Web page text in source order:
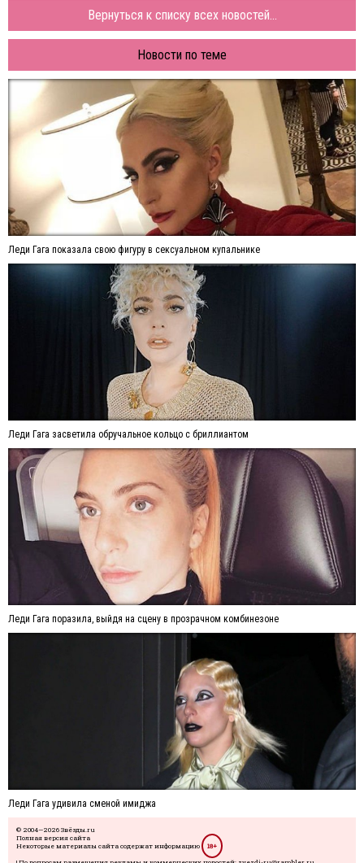
Вернуться к списку всех новостей...
Новости по теме
Леди Гага показала свою фигуру в сексуальном купальнике
Леди Гага засветила обручальное кольцо с бриллиантом
Леди Гага поразила, выйдя на сцену в прозрачном комбинезоне
Леди Гага удивила сменой имиджа
© 2004—2026 Звёзды.ru
Полная версия сайта
Некоторые материалы сайта содержат информацию
18+